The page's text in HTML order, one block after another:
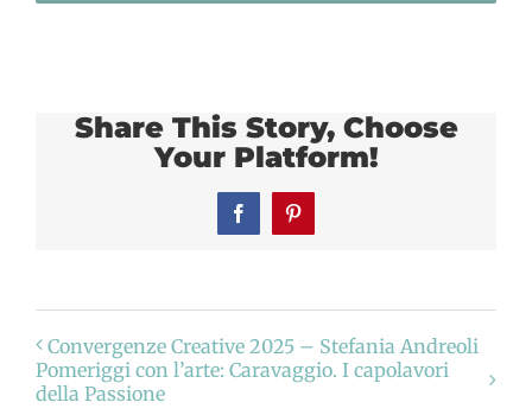
Share This Story, Choose
Your Platform!
FacebookPinterest
Convergenze Creative 2025 – Stefania Andreoli
Pomeriggi con l’arte: Caravaggio. I capolavori
della Passione